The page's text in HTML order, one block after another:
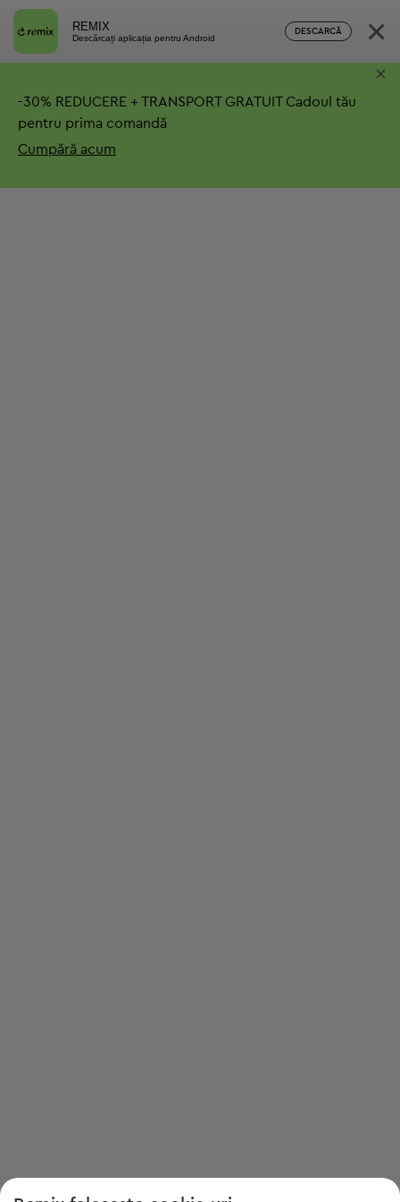
REMIX
Descărcați aplicația pentru Android
DESCARCĂ ×
-30% REDUCERE + TRANSPORT GRATUITCadoul tău
pentru prima comandă
Cumpără acum
×